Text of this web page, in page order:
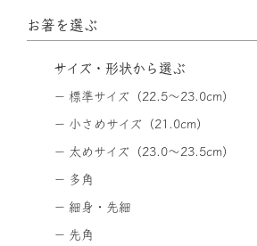
お箸を選ぶ
サイズ・形状から選ぶ
標準サイズ（22.5〜23.0cm）
小さめサイズ（21.0cm）
太めサイズ（23.0〜23.5cm）
多角
細身・先細
先角